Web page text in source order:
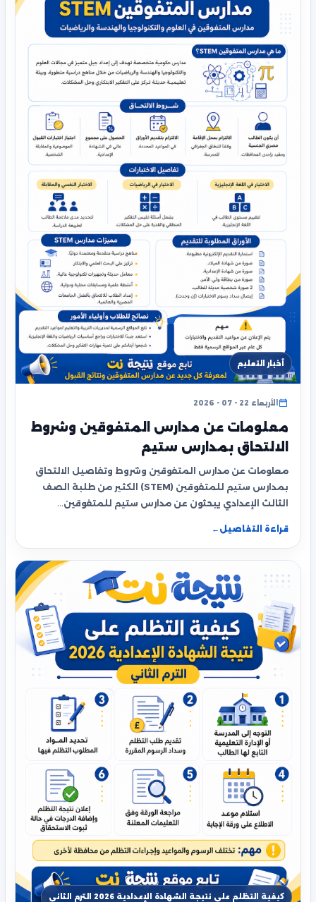
أخبار التعليم
الأربعاء 22 - 07 - 2026
معلومات عن مدارس المتفوقين وشروط
الالتحاق بمدارس ستيم
معلومات عن مدارس المتفوقين وشروط وتفاصيل الالتحاق
بمدارس ستيم للمتفوقين (STEM) الكثير من طلبة الصف
الثالث الإعدادي يبحثون عن مدارس ستيم للمتفوقين…
قراءة التفاصيل ←
كيفية التظلم على نتيجة الشهادة الإعدادية 2026 الترم الثاني